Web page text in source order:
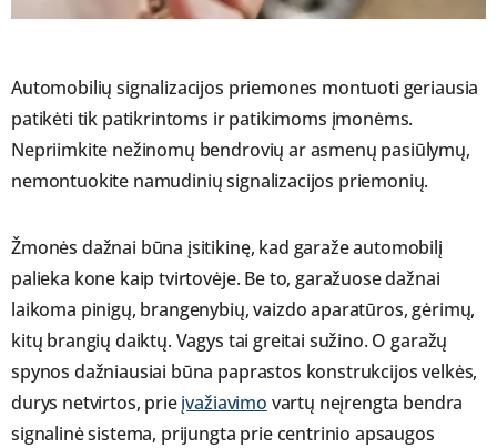
Automobilių signalizacijos priemones montuoti geriausia
patikėti tik patikrintoms ir patikimoms įmonėms.
Nepriimkite nežinomų bendrovių ar asmenų pasiūlymų,
nemontuokite namudinių signalizacijos priemonių.
Žmonės dažnai būna įsitikinę, kad garaže automobilį
palieka kone kaip tvirtovėje. Be to, garažuose dažnai
laikoma pinigų, brangenybių, vaizdo aparatūros, gėrimų,
kitų brangių daiktų. Vagys tai greitai sužino. O garažų
spynos dažniausiai būna paprastos konstrukcijos velkės,
durys netvirtos, prieįvažiavimo vartų neįrengta bendra
signalinė sistema, prijungta prie centrinio apsaugos